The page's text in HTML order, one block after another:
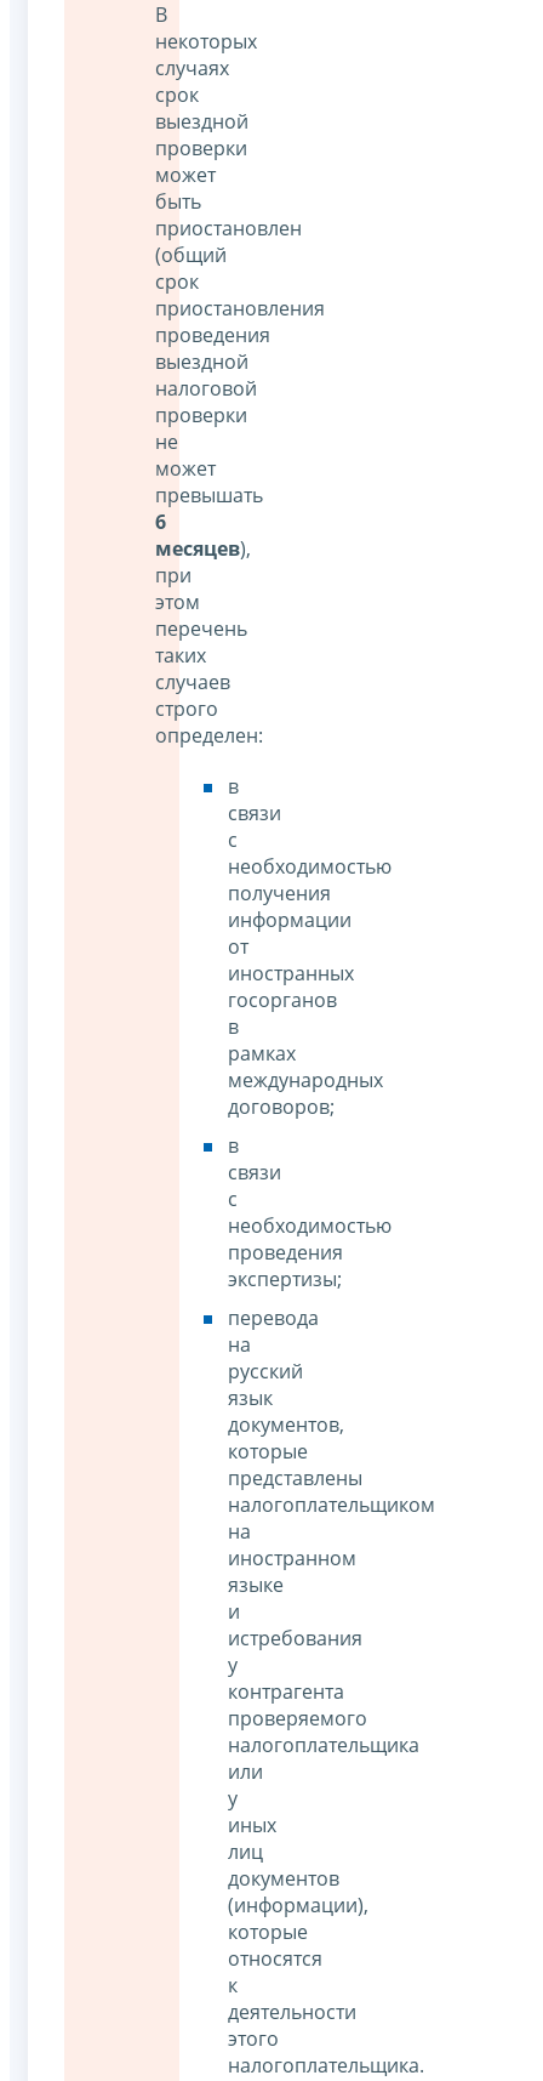
В
некоторых
случаях
срок
выездной
проверки
может
быть
приостановлен
(общий
срок
приостановления
проведения
выездной
налоговой
проверки
не
может
превышать
6
месяцев),
при
этом
перечень
таких
случаев
строго
определен:
в
связи
с
необходимостью
получения
информации
от
иностранных
госорганов
в
рамках
международных
договоров;
в
связи
с
необходимостью
проведения
экспертизы;
перевода
на
русский
язык
документов,
которые
представлены
налогоплательщиком
на
иностранном
языке
и
истребования
у
контрагента
проверяемого
налогоплательщика
или
у
иных
лиц
документов
(информации),
которые
относятся
к
деятельности
этого
налогоплательщика.